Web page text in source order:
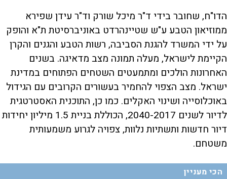
הדו"ח, שחובר בידי ד"ר מיכל שורק וד"ר עידן שפירא
ממוזיאון הטבע ע"ש שטיינהרדט באוניברסיטת ת"א והופק
על ידי המשרד להגנת הסביבה, רשות הטבע והגנים והקרן
הקיימת לישראל, מעלה תמונה מצב מדאיגה. בשנים
האחרונות הולכים ומתמעטים השטחים הפתוחים במדינת
ישראל. מצב הצפוי להחמיר בעשורים הקרובים עם הגידול
באוכלוסייה ושינוי האקלים. כמו כן, התוכנית האסטרטגית
לדיור לשנים 2040-2017, הכוללת בניית 1.5 מיליון יחידות
דיור חדשות ותשתיות נלוות, צפויה לגרוע משמעותית
משטחם.
הכי מעניין